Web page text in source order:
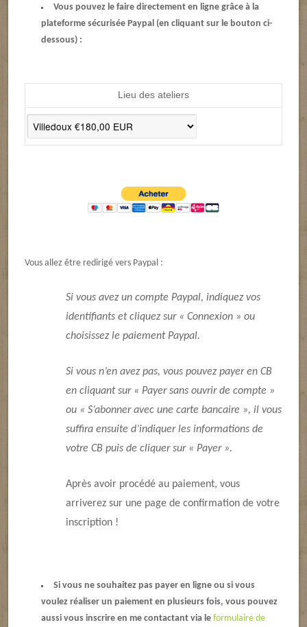
Vous pouvez le faire directement en ligne grâce à la
plateforme sécurisée Paypal (en cliquant sur le bouton ci-
dessous) :
Lieu des ateliers
Vous allez être redirigé vers Paypal :
Si vous avez un compte Paypal, indiquez vos
identifiants etcliquez sur « Connexion » ou
choisissez le paiement Paypal.
Si vous n’en avez pas, vous pouvez payer en CB
en cliquant sur « Payer sans ouvrir de compte »
ou « S’abonner avec une carte bancaire », il vous
suffira ensuite d’indiquer les informations de
votre CB puis de cliquer sur « Payer ».
Après avoir procédé au paiement, vous
arriverez sur une page de confirmation de votre
inscription !
Si vous ne souhaitez pas payer en ligne ou si vous
voulez réaliser un paiement en plusieurs fois, vous pouvez
aussi vous inscrire en me contactant via le formulaire de